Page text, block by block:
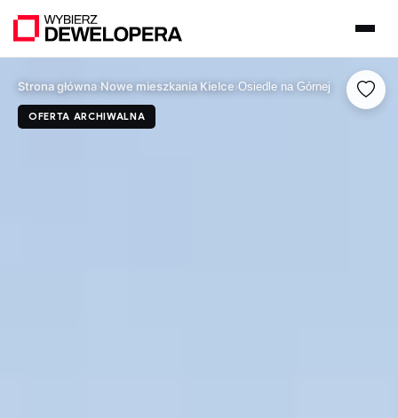
Strona główna›Nowe mieszkania Kielce›Osiedle na Górnej
OFERTA ARCHIWALNA